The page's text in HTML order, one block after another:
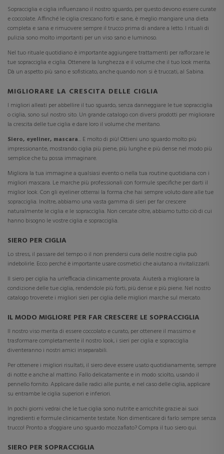
Sopracciglia e ciglia influenzano il nostro sguardo, per questo devono essere curate
e coccolate. Affinché le ciglia crescano forti e sane, è meglio mangiare una dieta
completa e sana e rimuovere sempre il trucco prima di andare a letto. I rituali di
pulizia sono molto importanti per un viso sano e luminoso.
Nel tuo rituale quotidiano è importante aggiungere trattamenti per rafforzare le
tue sopracciglia e ciglia. Ottenere la lunghezza e il volume che il tuo look merita.
Dà un aspetto più sano e sofisticato, anche quando non si è truccati, al Sabina.
MIGLIORARE LA CRESCITA DELLE CIGLIA
I migliori alleati per abbellire il tuo sguardo, senza danneggiare le tue sopracciglia
o ciglia, sono sul nostro sito. Un grande catalogo con diversi prodotti per migliorare
la crescita delle tue ciglia e dare loro il volume che meritano.
Siero, eyeliner, mascara... E molto di più! Ottieni uno sguardo molto più
impressionante, mostrando ciglia più piene, più lunghe e più dense nel modo più
semplice che tu possa immaginare.
Migliora la tua immagine a qualsiasi evento o nella tua routine quotidiana con i
migliori mascara. Le marche più professionali con formule specifiche per darti il
miglior look. Con gli eyeliner otterrai la forma che hai sempre voluto dare alle tue
sopracciglia. Inoltre, abbiamo una vasta gamma di sieri per far crescere
naturalmente le ciglia e le sopracciglia. Non cercate oltre, abbiamo tutto ciò di cui
hanno bisogno le vostre ciglia e sopracciglia.
SIERO PER CIGLIA
Lo stress, il passare del tempo o il non prendersi cura delle nostre ciglia può
indebolirle. Ecco perché è importante usare cosmetici che aiutano a rivitalizzarli.
Il siero per ciglia ha un'efficacia clinicamente provata. Aiuterà a migliorare la
condizione delle tue ciglia, rendendole più forti, più dense e più piene. Nel nostro
catalogo troverete i migliori sieri per ciglia delle migliori marche sul mercato.
IL MODO MIGLIORE PER FAR CRESCERE LE SOPRACCIGLIA
Il nostro viso merita di essere coccolato e curato, per ottenere il massimo e
trasformare completamente il nostro look, i sieri per ciglia e sopracciglia
diventeranno i nostri amici inseparabili.
Per ottenere i migliori risultati, il siero deve essere usato quotidianamente, sempre
di notte e anche al mattino. Fallo delicatamente e in modo sciolto, usando il
pennello fornito. Applicare dalle radici alle punte, e nel caso delle ciglia, applicare
su entrambe le ciglia superiori e inferiori.
In pochi giorni vedrai che le tue ciglia sono nutrite e arricchite grazie ai suoi
ingredienti e formule clinicamente testate. Non dimenticare di farlo sempre senza
trucco! Pronto a sfoggiare uno sguardo mozzafiato? Compra il tuo siero qui.
SIERO PER SOPRACCIGLIA